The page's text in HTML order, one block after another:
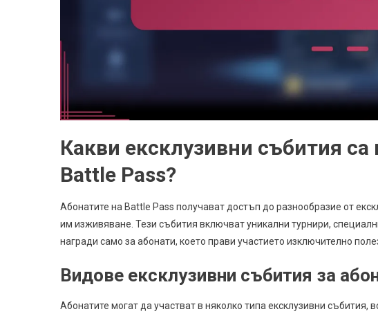
Какви ексклузивни събития са
Battle Pass?
Абонатите на Battle Pass получават достъп до разнообразие от
им изживяване. Тези събития включват уникални турнири,
награди само за абонати, което прави участието изключително
Видове ексклузивни събития за
Абонатите могат да участват в няколко типа ексклузивни събития,